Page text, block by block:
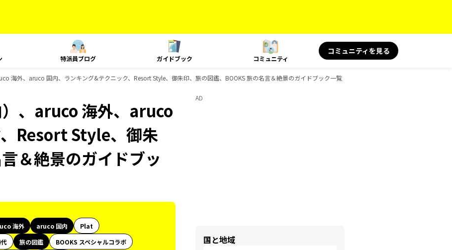
特派員ブログ ガイドブック コミュニティ
コミュニティを見る
海外、aruco 国内、ランキング&テクニック、Resort Style、御朱印、旅の図鑑、BOOKS 旅の名言＆絶景のガイドブック一覧
、aruco 海外、aruco
Resort Style、御朱
＆絶景のガイドブッ
海外 aruco 国内
Plat
旅の図鑑
BOOKS スペシャルコラボ
AD
国と地域